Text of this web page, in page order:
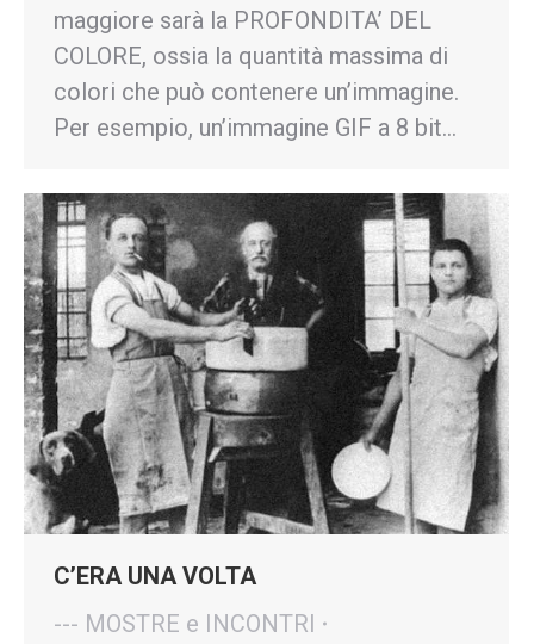
maggiore sarà la PROFONDITA’ DEL
COLORE, ossia la quantità massima di
colori che può contenere un’immagine.
Per esempio, un’immagine GIF a 8 bit…
C’ERA UNA VOLTA
--- MOSTRE e INCONTRI